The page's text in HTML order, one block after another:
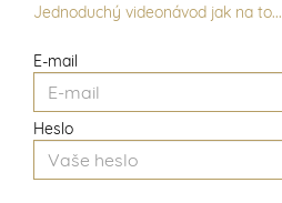
E-mail
Heslo
Jednoduchý videonávod jak na to...